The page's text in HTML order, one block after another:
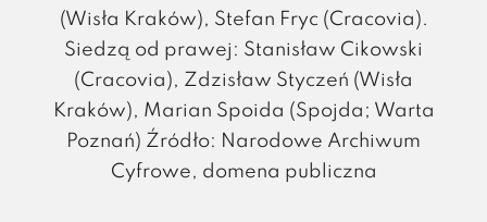
(Wisła Kraków), Stefan Fryc (Cracovia).
Siedzą od prawej: Stanisław Cikowski
(Cracovia), Zdzisław Styczeń (Wisła
Kraków), Marian Spoida (Spojda; Warta
Poznań) Źródło: Narodowe Archiwum
Cyfrowe, domena publiczna